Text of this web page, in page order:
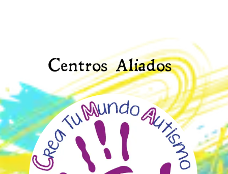
Centros Aliados